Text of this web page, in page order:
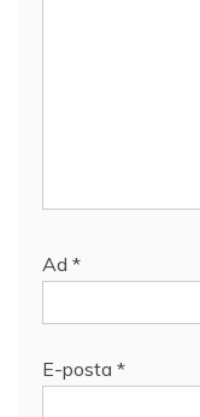
Ad *
E-posta *